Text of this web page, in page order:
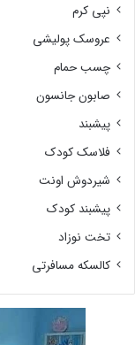
نپی کرم
عروسک پولیشی
چسب حمام
صابون جانسون
پیشبند
فلاسک کودک
شیردوش اونت
پیشبند کودک
تخت نوزاد
کالسکه مسافرتی